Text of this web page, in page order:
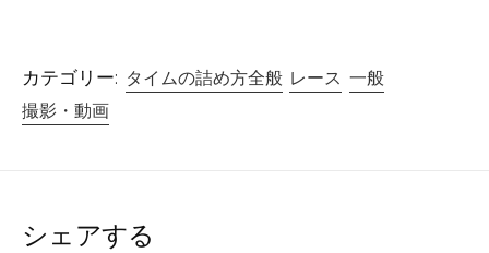
カテゴリー: タイムの詰め方全般 レース 一般
撮影・動画
シェアする